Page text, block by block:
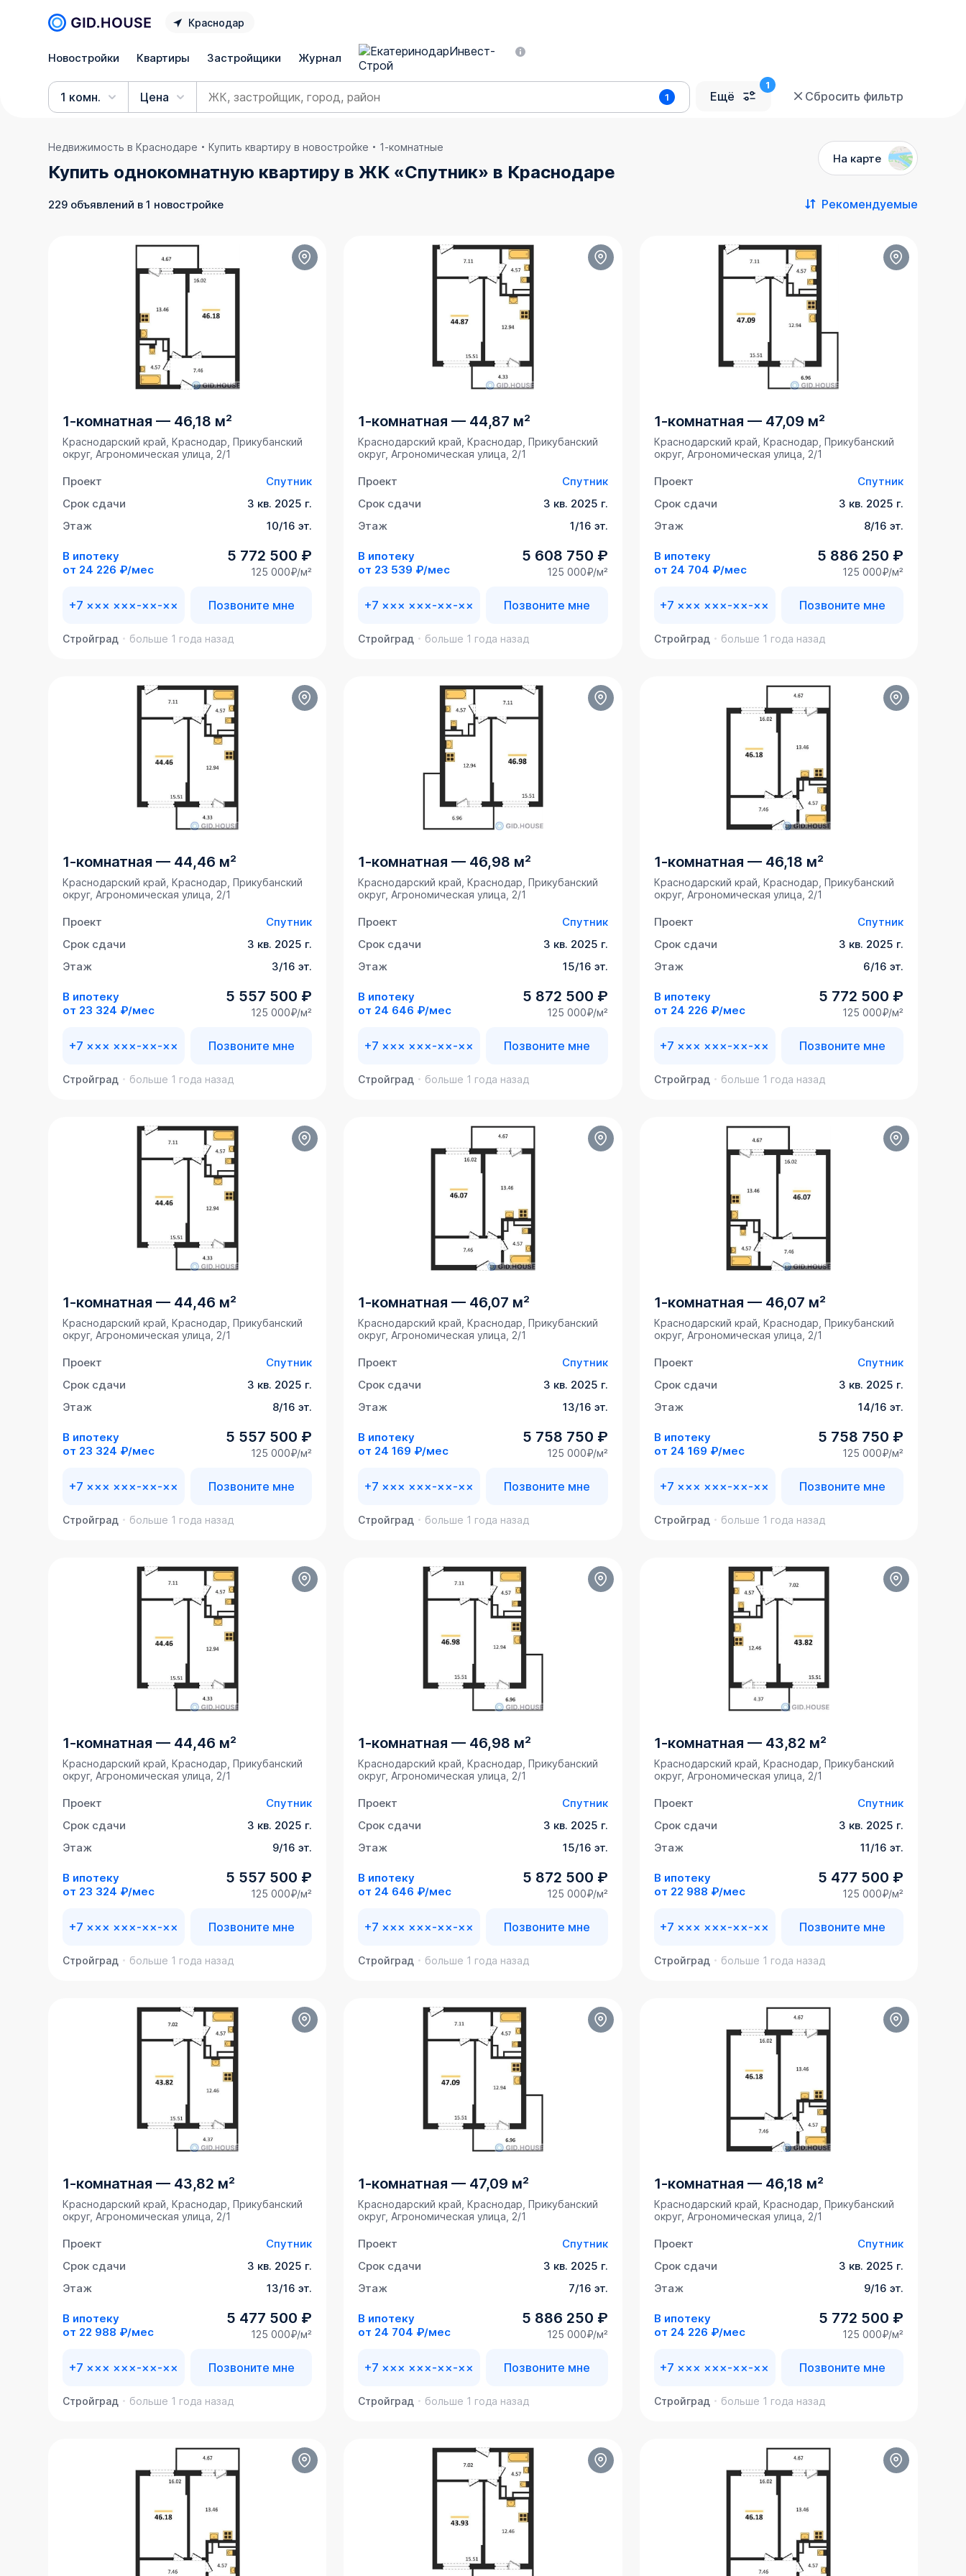
Краснодар
Новостройки Квартиры Застройщики Журнал
1 комн. Цена 1 Ещё Сбросить фильтр
Недвижимость в Краснодаре Купить квартиру в новостройке 1-комнатные
Купить однокомнатную квартиру в ЖК «Спутник» в Краснодаре
На карте
229 объявлений в 1 новостройке Рекомендуемые
1-комнатная — 46,18 м²
Краснодарский край, Краснодар, Прикубанский
округ, Агрономическая улица, 2/1
Проект
Спутник
Срок сдачи
3 кв. 2025 г.
Этаж
10/16 эт.
В ипотеку
от 24 226 ₽/мес
5 772 500 ₽
125 000₽/м²
+7 ××× ×××-××-×× Позвоните мне
Стройград больше 1 года назад
1-комнатная — 44,87 м²
Краснодарский край, Краснодар, Прикубанский
округ, Агрономическая улица, 2/1
Проект
Спутник
Срок сдачи
3 кв. 2025 г.
Этаж
1/16 эт.
В ипотеку
от 23 539 ₽/мес
5 608 750 ₽
125 000₽/м²
+7 ××× ×××-××-×× Позвоните мне
Стройград больше 1 года назад
1-комнатная — 47,09 м²
Краснодарский край, Краснодар, Прикубанский
округ, Агрономическая улица, 2/1
Проект
Спутник
Срок сдачи
3 кв. 2025 г.
Этаж
8/16 эт.
В ипотеку
от 24 704 ₽/мес
5 886 250 ₽
125 000₽/м²
+7 ××× ×××-××-×× Позвоните мне
Стройград больше 1 года назад
1-комнатная — 44,46 м²
Краснодарский край, Краснодар, Прикубанский
округ, Агрономическая улица, 2/1
Проект
Спутник
Срок сдачи
3 кв. 2025 г.
Этаж
3/16 эт.
В ипотеку
от 23 324 ₽/мес
5 557 500 ₽
125 000₽/м²
+7 ××× ×××-××-×× Позвоните мне
Стройград больше 1 года назад
1-комнатная — 46,98 м²
Краснодарский край, Краснодар, Прикубанский
округ, Агрономическая улица, 2/1
Проект
Спутник
Срок сдачи
3 кв. 2025 г.
Этаж
15/16 эт.
В ипотеку
от 24 646 ₽/мес
5 872 500 ₽
125 000₽/м²
+7 ××× ×××-××-×× Позвоните мне
Стройград больше 1 года назад
1-комнатная — 46,18 м²
Краснодарский край, Краснодар, Прикубанский
округ, Агрономическая улица, 2/1
Проект
Спутник
Срок сдачи
3 кв. 2025 г.
Этаж
6/16 эт.
В ипотеку
от 24 226 ₽/мес
5 772 500 ₽
125 000₽/м²
+7 ××× ×××-××-×× Позвоните мне
Стройград больше 1 года назад
1-комнатная — 44,46 м²
Краснодарский край, Краснодар, Прикубанский
округ, Агрономическая улица, 2/1
Проект
Спутник
Срок сдачи
3 кв. 2025 г.
Этаж
8/16 эт.
В ипотеку
от 23 324 ₽/мес
5 557 500 ₽
125 000₽/м²
+7 ××× ×××-××-×× Позвоните мне
Стройград больше 1 года назад
1-комнатная — 46,07 м²
Краснодарский край, Краснодар, Прикубанский
округ, Агрономическая улица, 2/1
Проект
Спутник
Срок сдачи
3 кв. 2025 г.
Этаж
13/16 эт.
В ипотеку
от 24 169 ₽/мес
5 758 750 ₽
125 000₽/м²
+7 ××× ×××-××-×× Позвоните мне
Стройград больше 1 года назад
1-комнатная — 46,07 м²
Краснодарский край, Краснодар, Прикубанский
округ, Агрономическая улица, 2/1
Проект
Спутник
Срок сдачи
3 кв. 2025 г.
Этаж
14/16 эт.
В ипотеку
от 24 169 ₽/мес
5 758 750 ₽
125 000₽/м²
+7 ××× ×××-××-×× Позвоните мне
Стройград больше 1 года назад
1-комнатная — 44,46 м²
Краснодарский край, Краснодар, Прикубанский
округ, Агрономическая улица, 2/1
Проект
Спутник
Срок сдачи
3 кв. 2025 г.
Этаж
9/16 эт.
В ипотеку
от 23 324 ₽/мес
5 557 500 ₽
125 000₽/м²
+7 ××× ×××-××-×× Позвоните мне
Стройград больше 1 года назад
1-комнатная — 46,98 м²
Краснодарский край, Краснодар, Прикубанский
округ, Агрономическая улица, 2/1
Проект
Спутник
Срок сдачи
3 кв. 2025 г.
Этаж
15/16 эт.
В ипотеку
от 24 646 ₽/мес
5 872 500 ₽
125 000₽/м²
+7 ××× ×××-××-×× Позвоните мне
Стройград больше 1 года назад
1-комнатная — 43,82 м²
Краснодарский край, Краснодар, Прикубанский
округ, Агрономическая улица, 2/1
Проект
Спутник
Срок сдачи
3 кв. 2025 г.
Этаж
11/16 эт.
В ипотеку
от 22 988 ₽/мес
5 477 500 ₽
125 000₽/м²
+7 ××× ×××-××-×× Позвоните мне
Стройград больше 1 года назад
1-комнатная — 43,82 м²
Краснодарский край, Краснодар, Прикубанский
округ, Агрономическая улица, 2/1
Проект
Спутник
Срок сдачи
3 кв. 2025 г.
Этаж
13/16 эт.
В ипотеку
от 22 988 ₽/мес
5 477 500 ₽
125 000₽/м²
+7 ××× ×××-××-×× Позвоните мне
Стройград больше 1 года назад
1-комнатная — 47,09 м²
Краснодарский край, Краснодар, Прикубанский
округ, Агрономическая улица, 2/1
Проект
Спутник
Срок сдачи
3 кв. 2025 г.
Этаж
7/16 эт.
В ипотеку
от 24 704 ₽/мес
5 886 250 ₽
125 000₽/м²
+7 ××× ×××-××-×× Позвоните мне
Стройград больше 1 года назад
1-комнатная — 46,18 м²
Краснодарский край, Краснодар, Прикубанский
округ, Агрономическая улица, 2/1
Проект
Спутник
Срок сдачи
3 кв. 2025 г.
Этаж
9/16 эт.
В ипотеку
от 24 226 ₽/мес
5 772 500 ₽
125 000₽/м²
+7 ××× ×××-××-×× Позвоните мне
Стройград больше 1 года назад